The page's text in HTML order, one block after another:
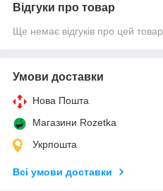
Відгуки про товар
Ще немає відгуків про цей товар
Умови доставки
Нова Пошта
Магазини Rozetka
Укрпошта
Всі умови доставки